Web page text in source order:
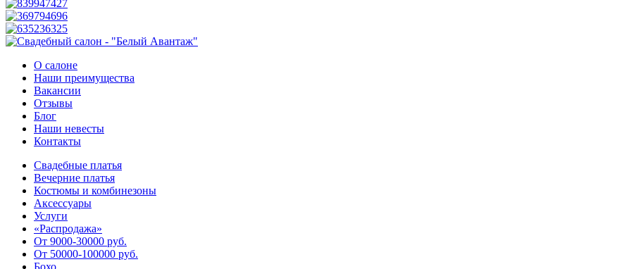
О салоне
Наши преимущества
Вакансии
Отзывы
Блог
Наши невесты
Контакты
Свадебные платья
Вечерние платья
Костюмы и комбинезоны
Аксессуары
Услуги
«Распродажа»
От 9000-30000 руб.
От 50000-100000 руб.
Бохо